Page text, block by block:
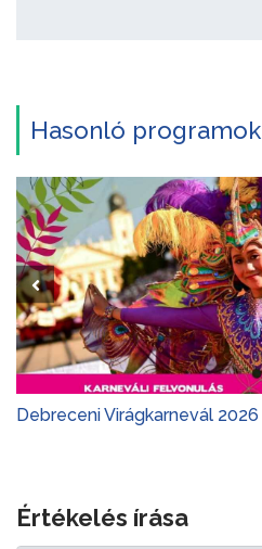
Hasonló programok
Debreceni Virágkarnevál 2026
Értékelés írása